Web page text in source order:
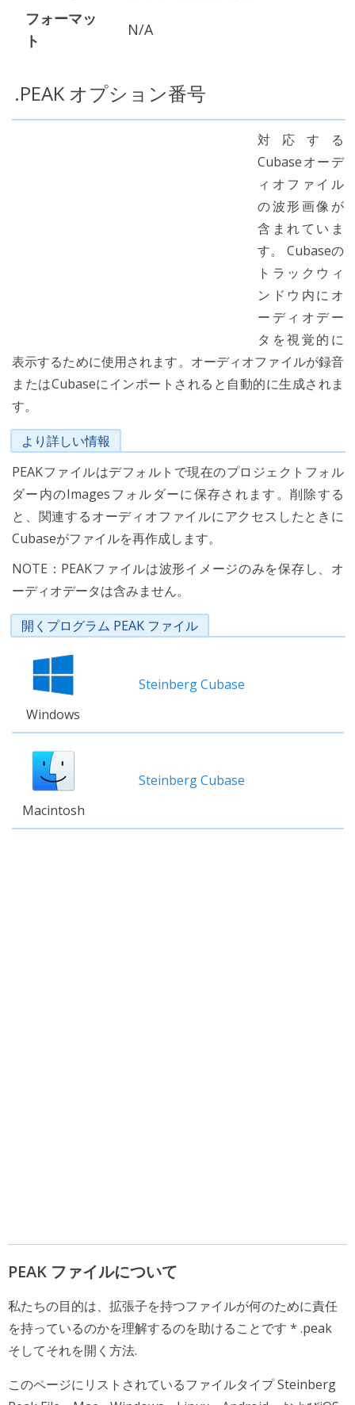
フォーマッ
ト
N/A
.PEAK オプション番号
対応する
Cubaseオーデ
ィオファイル
の波形画像が
含まれていま
す。 Cubaseの
トラックウィ
ンドウ内にオ
ーディオデー
タを視覚的に
表示するために使用されます。オーディオファイルが録音
またはCubaseにインポートされると自動的に生成されま
す。
より詳しい情報
PEAKファイルはデフォルトで現在のプロジェクトフォル
ダー内のImagesフォルダーに保存されます。削除する
と、関連するオーディオファイルにアクセスしたときに
Cubaseがファイルを再作成します。
NOTE：PEAKファイルは波形イメージのみを保存し、オ
ーディオデータは含みません。
開くプログラム PEAK ファイル
Windows
Steinberg Cubase
Macintosh
Steinberg Cubase
PEAK ファイルについて
私たちの目的は、拡張子を持つファイルが何のために責任
を持っているのかを理解するのを助けることです * .peak
そしてそれを開く方法.
このページにリストされているファイルタイプ Steinberg